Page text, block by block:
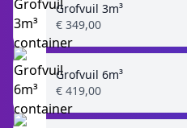
Grofvuil 3m³
€ 349,00
Grofvuil 6m³
€ 419,00